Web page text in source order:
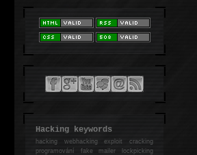
Hacking keywords
hackingwebhacking exploit cracking
programování fake mailer lockpicking